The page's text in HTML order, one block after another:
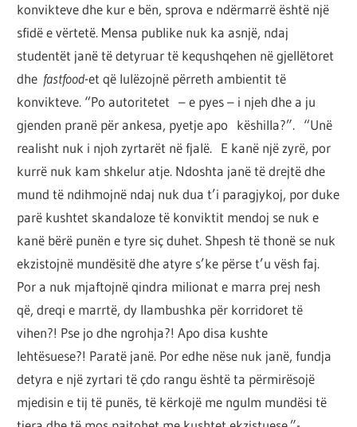
konvikteve dhe kur e bën, sprova e ndërmarrë është një
sfidë e vërtetë. Mensa publike nuk ka asnjë, ndaj
studentët janë të detyruar të kequshqehen në gjellëtoret
dhe fastfood-et që lulëzojnë përreth ambientit të
konvikteve. “Po autoritetet – e pyes – i njeh dhe a ju
gjenden pranë për ankesa, pyetje apo këshilla?”. “Unë
realisht nuk i njoh zyrtarët në fjalë. E kanë një zyrë, por
kurrë nuk kam shkelur atje. Ndoshta janë të drejtë dhe
mund të ndihmojnë ndaj nuk dua t’i paragjykoj, por duke
parë kushtet skandaloze të konviktit mendoj se nuk e
kanë bërë punën e tyre siç duhet. Shpesh të thonë se nuk
ekzistojnë mundësitë dhe atyre s’ke përse t’u vësh faj.
Por a nuk mjaftojnë qindra milionat e marra prej nesh
që, dreqi e marrtë, dy llambushka për korridoret të
vihen?! Pse jo dhe ngrohja?! Apo disa kushte
lehtësuese?! Paratë janë. Por edhe nëse nuk janë, fundja
detyra e një zyrtari të çdo rangu është ta përmirësojë
mjedisin e tij të punës, të kërkojë me ngulm mundësi të